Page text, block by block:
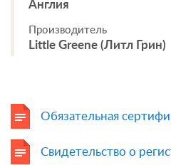
Англия
Производитель
Little Greene (Литл Грин)
Обязательная
Свидетельство о